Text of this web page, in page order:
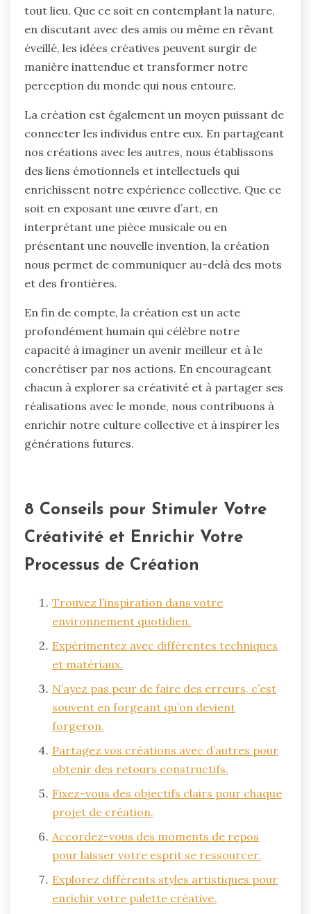
tout lieu. Que ce soit en contemplant la nature,
en discutant avec des amis ou même en rêvant
éveillé, les idées créatives peuvent surgir de
manière inattendue et transformer notre
perception du monde qui nous entoure.
La création est également un moyen puissant de
connecter les individus entre eux. En partageant
nos créations avec les autres, nous établissons
des liens émotionnels et intellectuels qui
enrichissent notre expérience collective. Que ce
soit en exposant une œuvre d’art, en
interprétant une pièce musicale ou en
présentant une nouvelle invention, la création
nous permet de communiquer au-delà des mots
et des frontières.
En fin de compte, la création est un acte
profondément humain qui célèbre notre
capacité à imaginer un avenir meilleur et à le
concrétiser par nos actions. En encourageant
chacun à explorer sa créativité et à partager ses
réalisations avec le monde, nous contribuons à
enrichir notre culture collective et à inspirer les
générations futures.
8 Conseils pour Stimuler Votre
Créativité et Enrichir Votre
Processus de Création
Trouvez l’inspiration dans votre
environnement quotidien.
Expérimentez avec différentes techniques
et matériaux.
N’ayez pas peur de faire des erreurs, c’est
souvent en forgeant qu’on devient
forgeron.
Partagez vos créations avec d’autres pour
obtenir des retours constructifs.
Fixez-vous des objectifs clairs pour chaque
projet de création.
Accordez-vous des moments de repos
pour laisser votre esprit se ressourcer.
Explorez différents styles artistiques pour
enrichir votre palette créative.